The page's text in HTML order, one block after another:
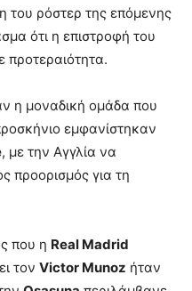
του ρόστερ της επόμενης
ότι η επιστροφή του
προτεραιότητα.
η μοναδική ομάδα που
εμφανίστηκαν
, με την Αγγλία να
προορισμός για τη
που η Real Madrid
τον Victor Munoz ήταν